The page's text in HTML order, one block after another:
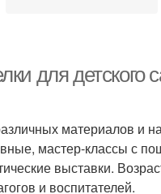
для
материалов и
мастер-классы с
выставки.
и воспитателей.